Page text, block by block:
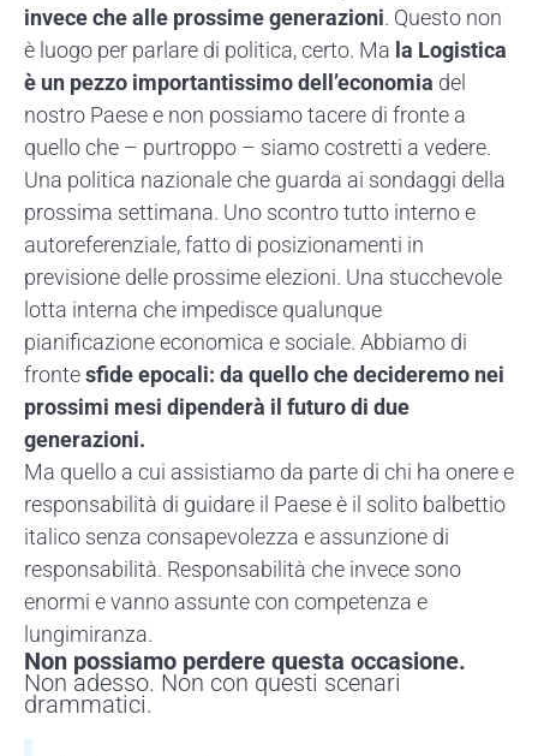
invece che alle prossime generazioni. Questo non
è luogo per parlare di politica, certo. Ma la Logistica
è un pezzo importantissimo dell’economia del
nostro Paese e non possiamo tacere di fronte a
quello che – purtroppo – siamo costretti a vedere.
Una politica nazionale che guarda ai sondaggi della
prossima settimana. Uno scontro tutto interno e
autoreferenziale, fatto di posizionamenti in
previsione delle prossime elezioni. Una stucchevole
lotta interna che impedisce qualunque
pianificazione economica e sociale. Abbiamo di
frontesfide epocali: da quello che decideremo nei
prossimi mesi dipenderà il futuro di due
generazioni.
Ma quello a cui assistiamo da parte di chi ha onere e
responsabilità di guidare il Paese è il solito balbettio
italico senza consapevolezza e assunzione di
responsabilità. Responsabilità che invece sono
enormi e vanno assunte con competenza e
lungimiranza.
Non possiamo perdere questa occasione.
Non adesso. Non con questi scenari
drammatici.